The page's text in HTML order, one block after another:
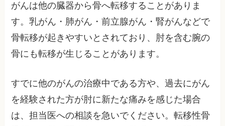
がんは他の臓器から骨へ転移することがありま
す。乳がん・肺がん・前立腺がん・腎がんなどで
骨転移が起きやすいとされており、肘を含む腕の
骨にも転移が生じることがあります。
すでに他のがんの治療中である方や、過去にがん
を経験された方が肘に新たな痛みを感じた場合
は、担当医への相談を急いでください。転移性骨